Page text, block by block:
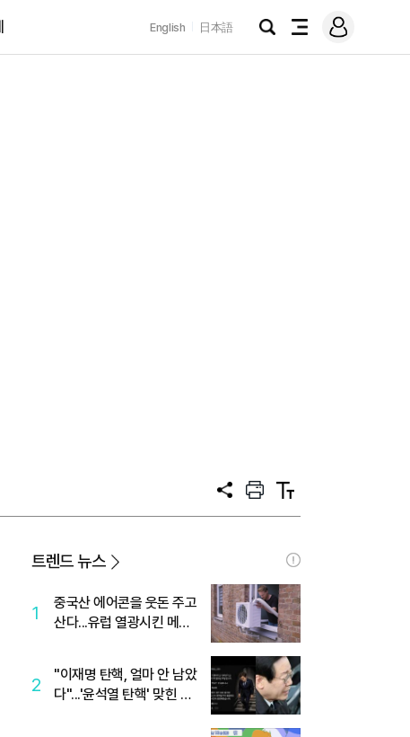
English 日本語
검
전
메
그
공
프
트
텍
트
트렌드 뉴스
1
중국산 에어콘을 웃돈 주고
산다...유럽 열광시킨 메이
2
"이재명 탄핵, 얼마 안 남았
다"...'윤석열 탄핵' 맞힌 무